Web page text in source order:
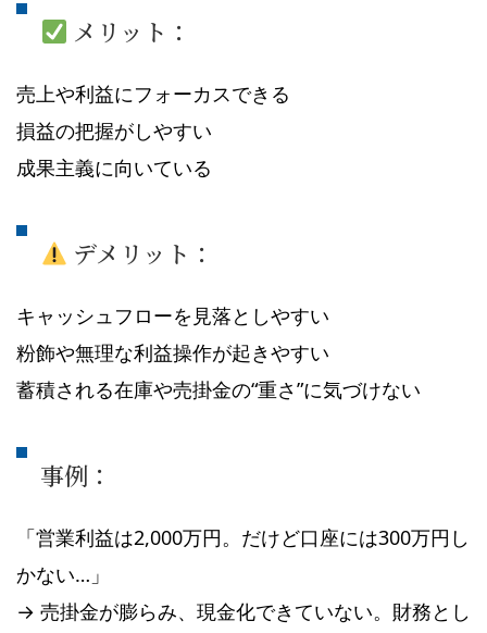
メリット：
売上や利益にフォーカスできる
損益の把握がしやすい
成果主義に向いている
デメリット：
キャッシュフローを見落としやすい
粉飾や無理な利益操作が起きやすい
蓄積される在庫や売掛金の“重さ”に気づけない
事例：
「営業利益は2,000万円。だけど口座には300万円し
かない…」
→ 売掛金が膨らみ、現金化できていない。財務とし